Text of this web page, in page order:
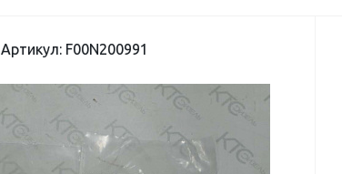
Артикул: F00N200991